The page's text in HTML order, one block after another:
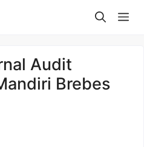
Audit
Brebes